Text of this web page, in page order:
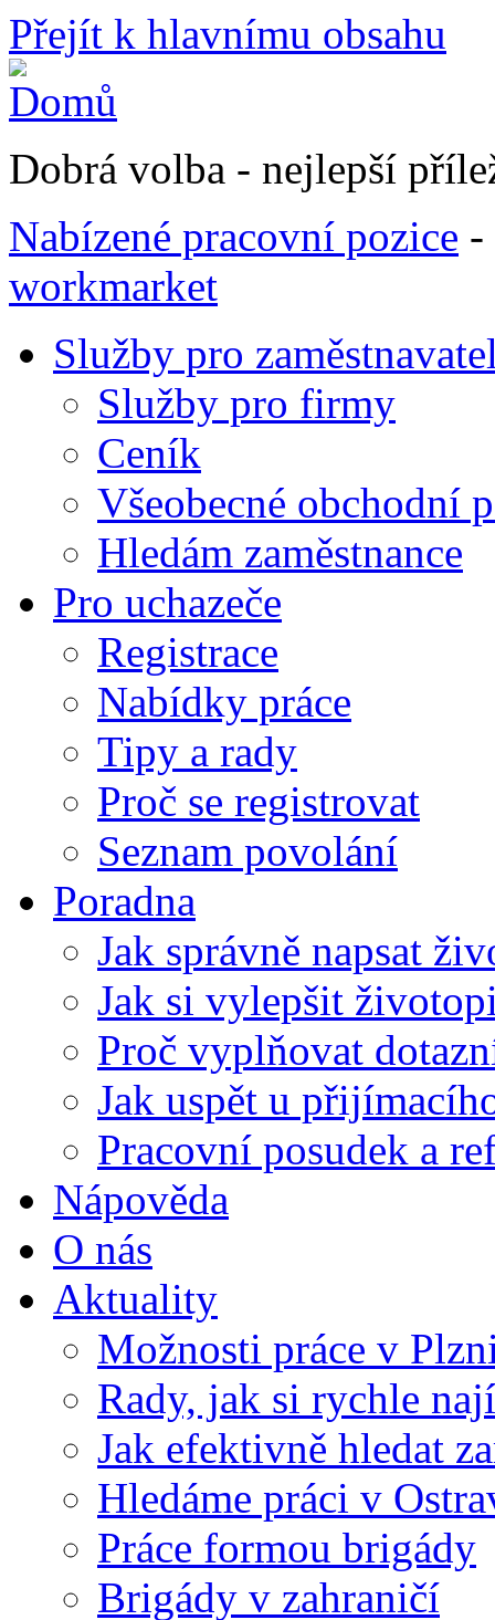
Přejít k hlavnímu obsahu
Dobrá volba - nejlepší
Nabízené pracovní pozice -
workmarket
Služby pro
Služby pro firmy
Ceník
Všeobecné obchodní
Hledám zaměstnance
Pro uchazeče
Registrace
Nabídky práce
Tipy a rady
Proč se registrovat
Seznam povolání
Poradna
Jak správně napsat
Jak si vylepšit
Proč vyplňovat
Jak uspět u
Pracovní posudek a
Nápověda
O nás
Aktuality
Možnosti práce v
Rady, jak si rychle
Jak efektivně hledat
Hledáme práci v
Práce formou brigády
Brigády v zahraničí